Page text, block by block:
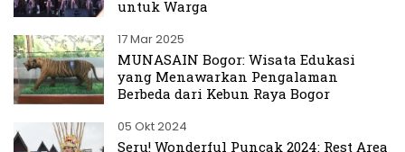
untuk Warga
17 Mar 2025
MUNASAIN Bogor: Wisata Edukasi
yang Menawarkan Pengalaman
Berbeda dari Kebun Raya Bogor
05 Okt 2024
Seru! Wonderful Puncak 2024: Rest Area